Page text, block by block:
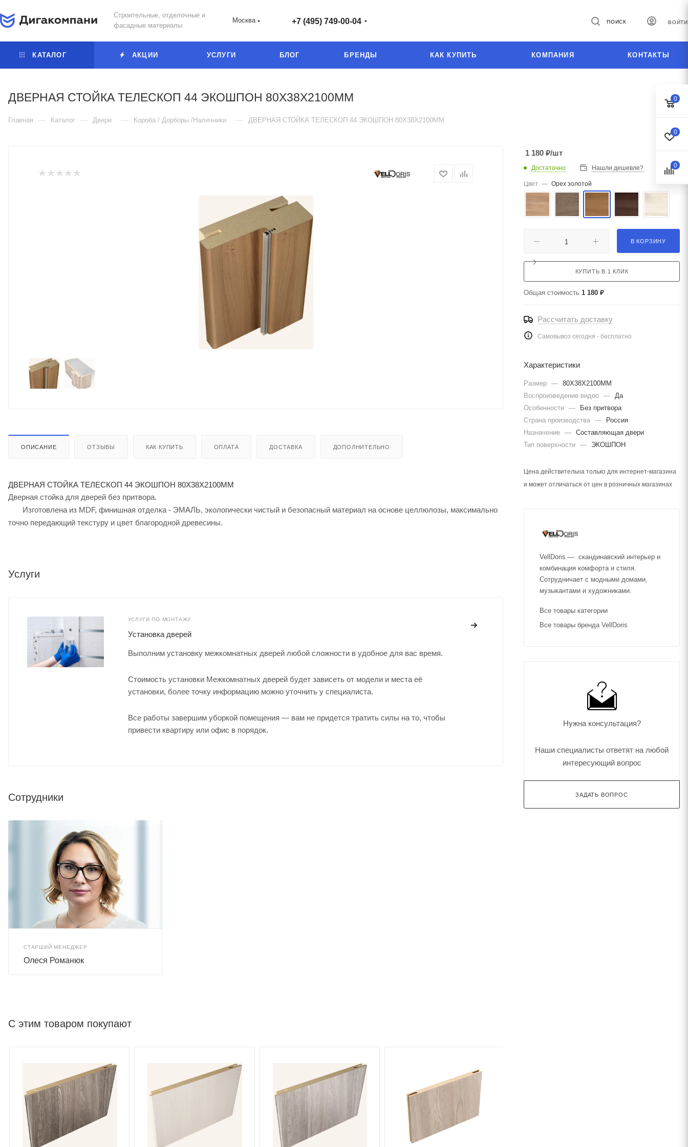
Строительные, отделочные и
фасадные материалы
Москва +7 (495) 749-00-04 ПОИСК ВОЙТИ
КАТАЛОГ АКЦИИ УСЛУГИ БЛОГ БРЕНДЫ КАК КУПИТЬ КОМПАНИЯ КОНТАКТЫ
ДВЕРНАЯ СТОЙКА ТЕЛЕСКОП 44 ЭКОШПОН 80Х38Х2100ММ
Главная — Каталог — Двери — Короба / Дорборы /Наличники — ДВЕРНАЯ СТОЙКА ТЕЛЕСКОП 44 ЭКОШПОН 80Х38Х2100ММ
ОПИСАНИЕ ОТЗЫВЫ КАК КУПИТЬ ОПЛАТА ДОСТАВКА ДОПОЛНИТЕЛЬНО
ДВЕРНАЯ СТОЙКА ТЕЛЕСКОП 44 ЭКОШПОН 80Х38Х2100ММ
Дверная стойка для дверей без притвора.
Изготовлена из MDF, финишная отделка - ЭМАЛЬ, экологически чистый и безопасный материал на основе целлюлозы, максимально
точно передающий текстуру и цвет благородной древесины.
Услуги
УСЛУГИ ПО МОНТАЖУ
Установка дверей
Выполним установку межкомнатных дверей любой сложности в удобное для вас время.
Стоимость установки Межкомнатных дверей будет зависеть от модели и места её
установки, более точку информацию можно уточнить у специалиста.
Все работы завершим уборкой помещения — вам не придется тратить силы на то, чтобы
привести квартиру или офис в порядок.
Сотрудники
СТАРШИЙ МЕНЕДЖЕР
Олеся Романюк
С этим товаром покупают
1 180 ₽/шт
Достаточно Нашли дешевле?
Цвет — Орех золотой
В КОРЗИНУ
КУПИТЬ В 1 КЛИК
Общая стоимость 1 180 ₽
Рассчитать доставку
Самовывоз сегодня - бесплатно
Характеристики
Размер — 80Х38Х2100ММ
Воспроизведение видео — Да
Особенности —
Без притвора
Страна производства —
Россия
Назначение — Составляющая двери
Тип поверхности — ЭКОШПОН
Цена действительна только для интернет-магазина
и может отличаться от цен в розничных магазинах
VellDoris — скандинавский интерьер и
комбинация комфорта и стиля.
Сотрудничает с модными домами,
музыкантами и художниками.
Все товары категории
Все товары бренда VellDoris
Нужна консультация?
Наши специалисты ответят на любой
интересующий вопрос
ЗАДАТЬ ВОПРОС
0
0
0